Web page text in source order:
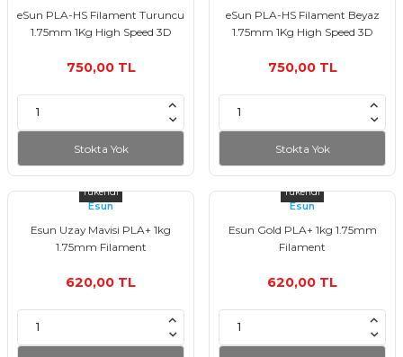
eSun PLA-HS Filament Turuncu
1.75mm 1Kg High Speed 3D
750,00 TL
Stokta Yok
eSun PLA-HS Filament Beyaz
1.75mm 1Kg High Speed 3D
750,00 TL
Stokta Yok
Tükendi
Esun
Esun Uzay Mavisi PLA+ 1kg
1.75mm Filament
620,00 TL
Tükendi
Esun
Esun Gold PLA+ 1kg 1.75mm
Filament
620,00 TL